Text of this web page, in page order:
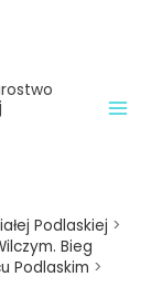
Podlaskiej >
Bieg
Podlaskim >